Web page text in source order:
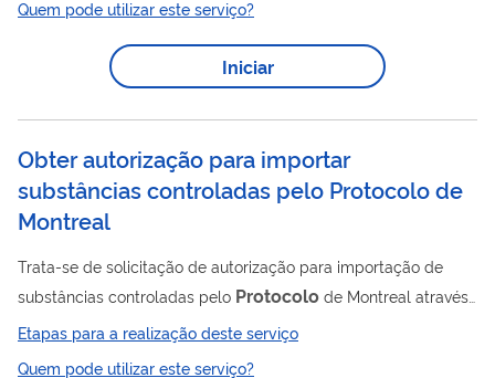
canal funciona como um meio de comunicação oficial para
envio e acompanhamento de documentos endereçados ao
MMA. O acesso pode ser realizado presencialmente ou de
solicitações.
Quem pode utilizar este serviço?
Iniciar
Obter autorização para importar
substâncias controladas pelo Protocolo de
Montreal
Trata-se de solicitação de autorização para importação de
substâncias controladas pelo Protocolo de Montreal através
do modelo de LPCO no sistema do Portal Único Siscomex
Etapas para a realização deste serviço
Quem pode utilizar este serviço?